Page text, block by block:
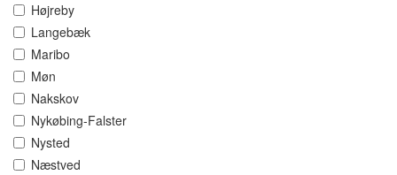
Højreby
Langebæk
Maribo
Møn
Nakskov
Nykøbing-Falster
Nysted
Næstved